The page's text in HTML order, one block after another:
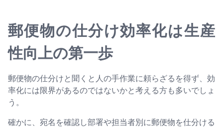
郵便物の仕分け効率化は生産
性向上の第一歩
郵便物の仕分けと聞くと人の手作業に頼らざるを得ず、効
率化には限界があるのではないかと考える方も多いでしょ
う。
確かに、宛名を確認し部署や担当者別に郵便物を仕分ける